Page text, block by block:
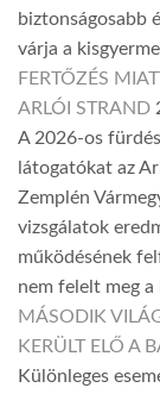
biztonságosabb
várja a
FERTŐZÉS
ARLÓI STRAND
A 2026-os
látogatókat az
Zemplén
vizsgálatok
működésének
nem felelt meg
MÁSODIK
KERÜLT ELŐ A
Különleges